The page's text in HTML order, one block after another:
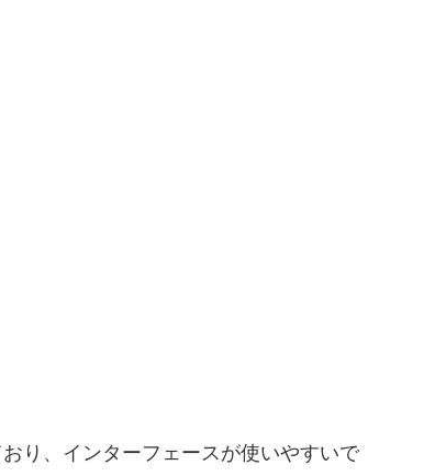
り、インターフェースが使いやすいで